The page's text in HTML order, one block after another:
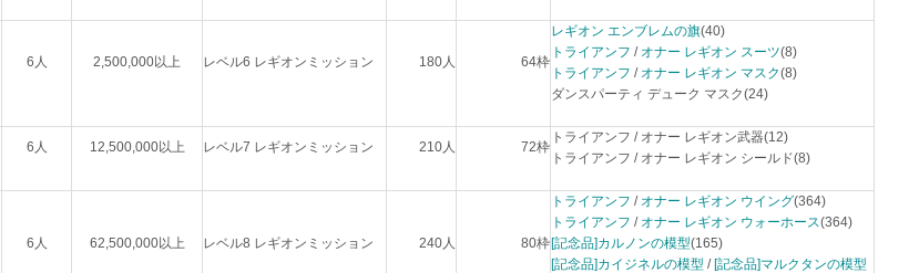
6人 2,500,000以上 レベル6 レギオンミッション 180人 64枠
レギオン エンブレムの旗(40)
トライアンフ / オナー レギオン スーツ(8)
トライアンフ / オナー レギオン マスク(8)
ダンスパーティ デューク マスク(24)
6人 12,500,000以上 レベル7 レギオンミッション 210人 72枠
トライアンフ / オナー レギオン武器(12)
トライアンフ / オナー レギオン シールド(8)
6人 62,500,000以上 レベル8 レギオンミッション 240人 80枠
トライアンフ / オナー レギオン ウイング(364)
トライアンフ / オナー レギオン ウォーホース(364)
[記念品]カルノンの模型(165)
[記念品]カイジネルの模型 / [記念品]マルクタンの模型